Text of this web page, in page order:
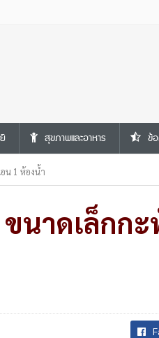
สุขภาพและอาหาร ข้
น 1 ห้องน้ำ
นาดเล็กกะ